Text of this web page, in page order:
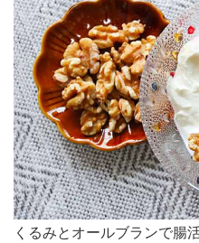
くるみとオールブランで腸